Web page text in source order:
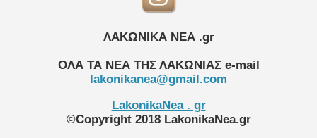
ΛΑΚΩΝΙΚΑ ΝΕΑ .gr
ΟΛΑ ΤΑ ΝΕΑ ΤΗΣ ΛΑΚΩΝΙΑΣ e-mail
lakonikanea@gmail.com
LakonikaNea . gr
©Copyright 2018 LakonikaNea.gr